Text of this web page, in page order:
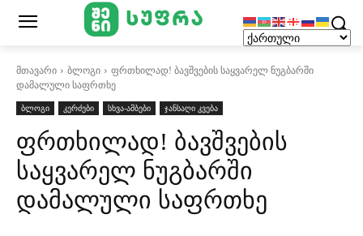
მთავარი ბლოგი
ფრთხილად! ბავშვების საყვარელ ნუგბარში
დამალული საფრთხე
ბლოგი
კერძები სხვა-ამბები ჯანსაღი კვება
ფრთხილად! ბავშვების
საყვარელ ნუგბარში
დამალული საფრთხე